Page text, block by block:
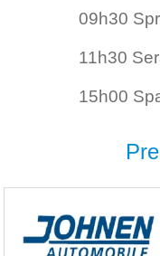
09h30
11h30
15h00